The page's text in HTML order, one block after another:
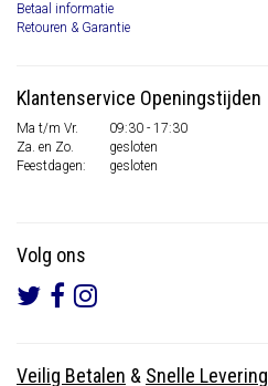
Betaal informatie
Retouren & Garantie
Klantenservice Openingstijden
Ma t/m Vr.
09:30 - 17:30
Za. en Zo.
gesloten
Feestdagen:
gesloten
Volg ons
Veilig Betalen & Snelle Levering